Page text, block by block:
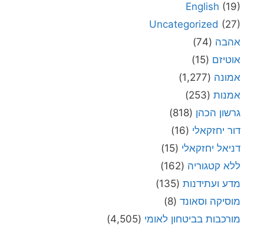
English (19)
Uncategorized (27)
אהבה (74)
אוטיזם (15)
אמונה (1,277)
אמנות (253)
גרשון הכהן (818)
דור יחזקאלי (16)
דניאל יחזקאלי (15)
ללא קטגוריה (162)
מדע ועתידנות (135)
מוסיקה וסאונד (8)
מורכבות בביטחון לאומי (4,505)